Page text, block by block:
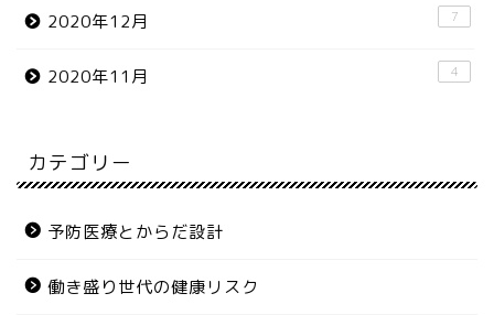
2020年12月 7
2020年11月 4
カテゴリー
予防医療とからだ設計
働き盛り世代の健康リスク